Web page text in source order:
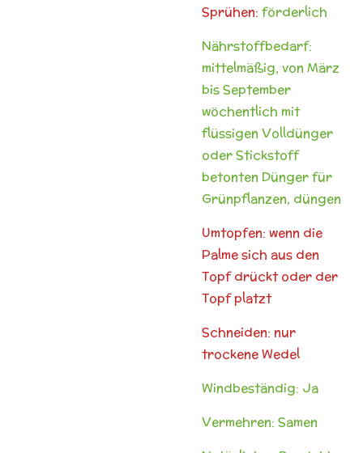
Sprühen: förderlich
Nährstoffbedarf:
mittelmäßig, von März
bis September
wöchentlich mit
flüssigen Volldünger
oder Stickstoff
betonten Dünger für
Grünpflanzen, düngen
Umtopfen: wenn die
Palme sich aus den
Topf drückt oder der
Topf platzt
Schneiden: nur
trockene Wedel
Windbeständig: Ja
Vermehren: Samen